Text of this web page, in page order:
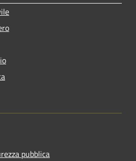
pubblica